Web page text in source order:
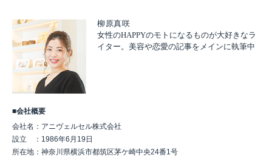
柳原真咲
女性のHAPPYのモトになるものが大好きなラ
イター。美容や恋愛の記事をメインに執筆中
■会社概要
会社名：アニヴェルセル株式会社
設立 ：1986年6月19日
所在地：神奈川県横浜市都筑区茅ケ崎中央24番1号